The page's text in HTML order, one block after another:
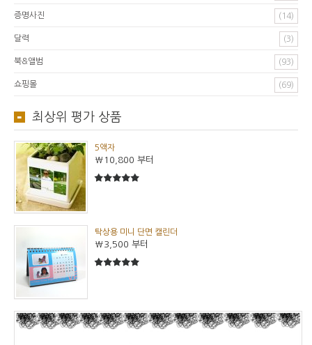
증명사진 (14)
달력 (3)
북&앨범 (93)
쇼핑몰 (69)
최상위 평가 상품
5액자
₩10,800 부터
탁상용 미니 단면 캘린더
₩3,500 부터